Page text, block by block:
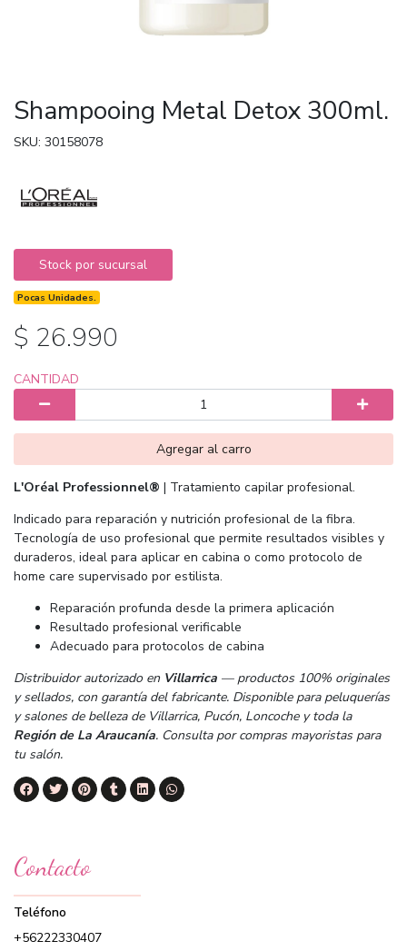
Shampooing Metal Detox 300ml.
SKU: 30158078
Stock por sucursal
Pocas Unidades.
$ 26.990
CANTIDAD
Agregar al carro
L'Oréal Professionnel® | Tratamiento capilar profesional.
Indicado para reparación y nutrición profesional de la fibra.
Tecnología de uso profesional que permite resultados visibles y
duraderos, ideal para aplicar en cabina o como protocolo de
home care supervisado por estilista.
Reparación profunda desde la primera aplicación
Resultado profesional verificable
Adecuado para protocolos de cabina
Distribuidor autorizado en Villarrica — productos 100% originales
y sellados, con garantía del fabricante. Disponible para peluquerías
y salones de belleza de Villarrica, Pucón, Loncoche y toda la
Región de La Araucanía. Consulta por compras mayoristas para
tu salón.
Contacto
Teléfono
+56222330407